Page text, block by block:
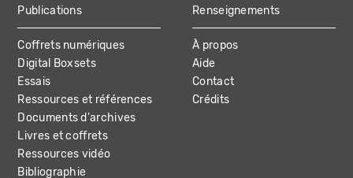
Publications
Coffrets numériques
Digital Boxsets
Essais
Ressources et références
Documents d'archives
Livres et coffrets
Ressources vidéo
Bibliographie
Renseignements
À propos
Aide
Contact
Crédits